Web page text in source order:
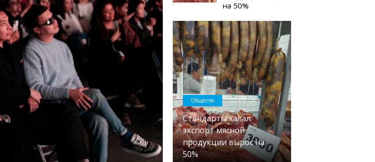
на 50%
Общество 2026-08-04
Стандарты халал:
экспорт мясной
продукции вырос на
50%